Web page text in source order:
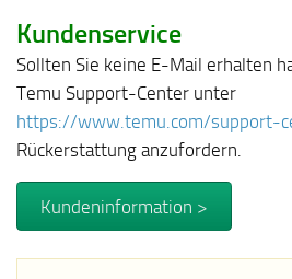
Kundenservice
Sollten Sie keine E-Mail erhalten
Temu Support-Center unter
https://www.temu.com/support-
Rückerstattung anzufordern.
Kundeninformation >